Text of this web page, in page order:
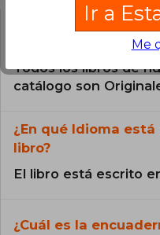
¿El libro es original?
Todos los libros de
catálogo son
¿En qué Idioma
libro?
El libro está escrito
¿Cuál es la
Ir a
Me